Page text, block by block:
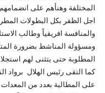
المختلفة وهنأهم على
اجل الظفر بكل البطولات
والمنافسة افريقياً وطالب
ومسؤولة المناشط بضرورة
المطلوبة حتى يتثنى لهم
كما التقى رئيس الهلال برواد
على المطالبة بعدد من